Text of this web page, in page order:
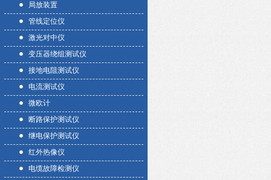
局放装置
管线定位仪
激光对中仪
变压器绕组测试仪
接地电阻测试仪
电流测试仪
微欧计
断路保护测试仪
继电保护测试仪
红外热像仪
电缆故障检测仪